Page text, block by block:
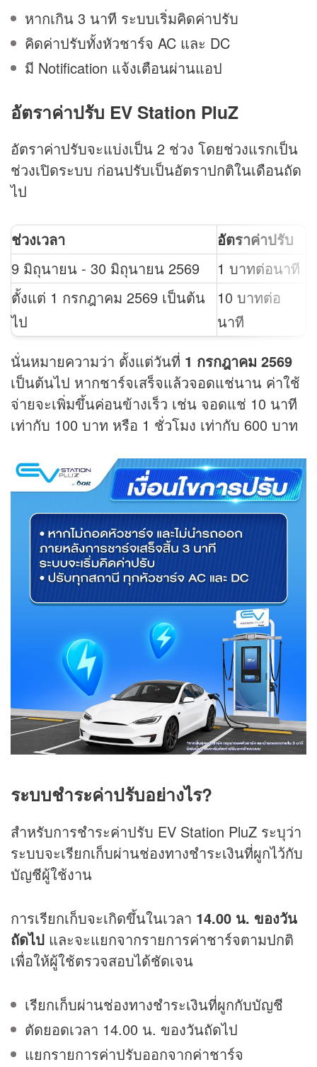
หากเกิน 3 นาที ระบบเริ่มคิดค่าปรับ
คิดค่าปรับทั้งหัวชาร์จ AC และ DC
มี Notification แจ้งเตือนผ่านแอป
อัตราค่าปรับ EV Station PluZ
อัตราค่าปรับจะแบ่งเป็น 2 ช่วง โดยช่วงแรกเป็น
ช่วงเปิดระบบ ก่อนปรับเป็นอัตราปกติในเดือนถัด
ไป
ช่วงเวลา
อัตราค่าปรับ
9 มิถุนายน - 30 มิถุนายน 2569
1 บาทต่อนาที
ตั้งแต่ 1 กรกฎาคม 2569 เป็นต้น
ไป
10 บาทต่อ
นาที
นั่นหมายความว่า ตั้งแต่วันที่ 1 กรกฎาคม 2569
เป็นต้นไป หากชาร์จเสร็จแล้วจอดแช่นาน ค่าใช้
จ่ายจะเพิ่มขึ้นค่อนข้างเร็ว เช่น จอดแช่ 10 นาที
เท่ากับ 100 บาท หรือ 1 ชั่วโมง เท่ากับ 600 บาท
ระบบชำระค่าปรับอย่างไร?
สำหรับการชำระค่าปรับ EV Station PluZ ระบุว่า
ระบบจะเรียกเก็บผ่านช่องทางชำระเงินที่ผูกไว้กับ
บัญชีผู้ใช้งาน
การเรียกเก็บจะเกิดขึ้นในเวลา 14.00 น. ของวัน
ถัดไป และจะแยกจากรายการค่าชาร์จตามปกติ
เพื่อให้ผู้ใช้ตรวจสอบได้ชัดเจน
เรียกเก็บผ่านช่องทางชำระเงินที่ผูกกับบัญชี
ตัดยอดเวลา 14.00 น. ของวันถัดไป
แยกรายการค่าปรับออกจากค่าชาร์จ